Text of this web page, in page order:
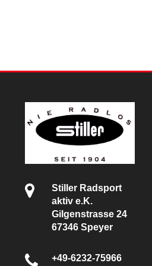
Stiller Radsport
aktiv e.K.
Gilgenstrasse 24
67346 Speyer
+49-6232-75966